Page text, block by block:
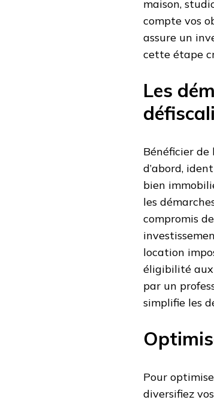
maison,
compte vos
assure un
cette étape
Les
Bénéficier de
d’abord,
bien
les
compromis
location
éligibilité aux
par un
simplifie les
Pour
diversifiez